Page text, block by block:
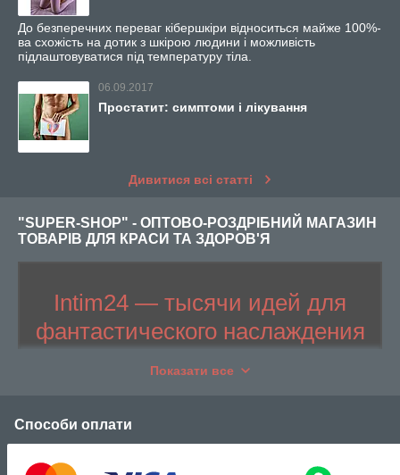
До безперечних переваг кібершкіри відноситься майже 100%-
ва схожість на дотик з шкірою людини і можливість
підлаштовуватися під температуру тіла.
06.09.2017
Простатит: симптоми і лікування
Дивитися всі статті
"SUPER-SHOP" - ОПТОВО-РОЗДРІБНИЙ МАГАЗИН
ТОВАРІВ ДЛЯ КРАСИ ТА ЗДОРОВ'Я
Intim24 — тысячи идей для
фантастического наслаждения
Товары для взрослых в наличии и под
Более5 000
Показати все
Способи оплати